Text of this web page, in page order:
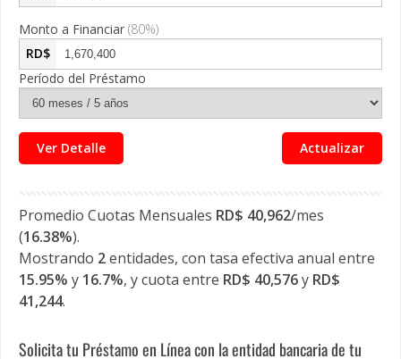
Monto a Financiar (80%)
RD$
Período del Préstamo
Ver Detalle Actualizar
Promedio Cuotas Mensuales RD$ 40,962/mes
(16.38%).
Mostrando 2entidades, con tasa efectiva anual entre
15.95% y 16.7%, y cuota entre RD$ 40,576y RD$
41,244.
Solicita tu Préstamo en Línea con la entidad bancaria de tu